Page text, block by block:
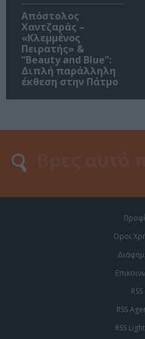
Απόστολος
Χαντζαράς –
«Κλεμμένος
Πειρατής» &
“Beauty and Blue”:
Διπλή παράλληλη
έκθεση στην Πάτμο
Οροι
RSS
RSS
RSS